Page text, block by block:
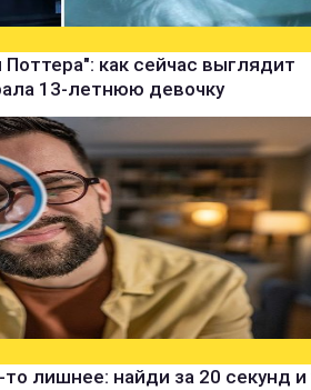
как сейчас выглядит
13-летнюю девочку
лишнее: найди за 20 секунд и